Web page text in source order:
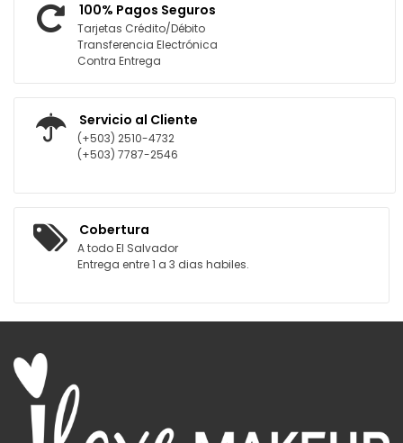
100% Pagos Seguros
Tarjetas Crédito/Débito
Transferencia Electrónica
Contra Entrega
Servicio al Cliente
(+503) 2510-4732
(+503) 7787-2546
Cobertura
A todo El Salvador
Entrega entre 1 a 3 dias habiles.